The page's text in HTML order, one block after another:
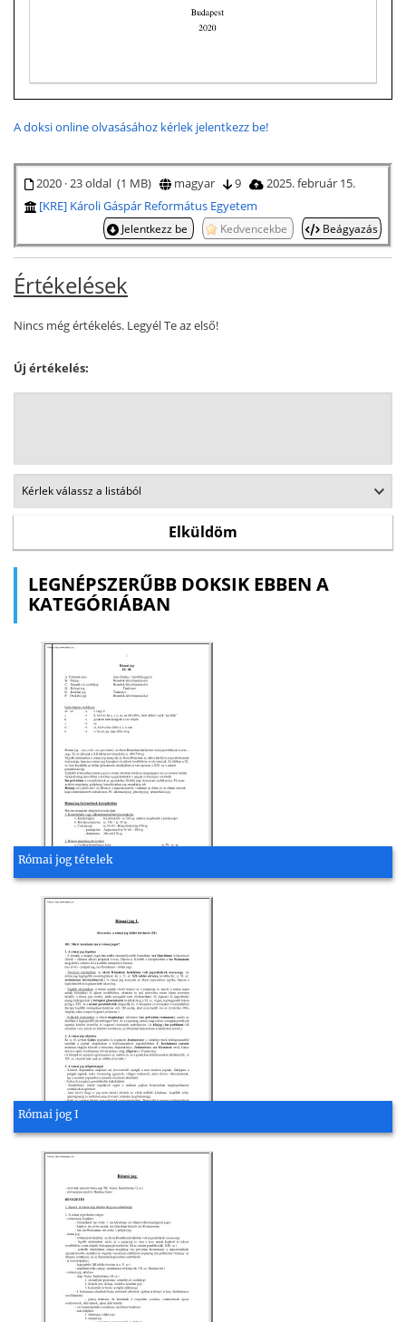
A doksi online olvasásához kérlek jelentkezz be!
2020 · 23 oldal (1 MB) magyar 9
2025. február 15.
[KRE] Károli Gáspár Református Egyetem
Jelentkezz be Kedvencekbe Beágyazás
Értékelések
Nincs még értékelés. Legyél Te az első!
Új értékelés:
LEGNÉPSZERŰBB DOKSIK EBBEN A
KATEGÓRIÁBAN
Római jog tételek
Római jog I